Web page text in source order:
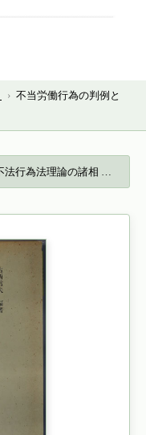
› 不当労働行為の判例と
不法行為法理論の諸相 平井宜雄著作集 ２… →